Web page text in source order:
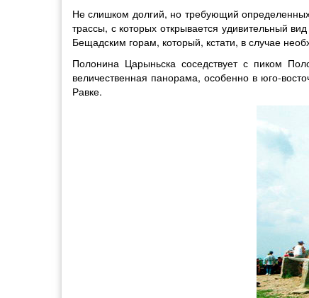
Не слишком долгий, но требующий
трассы, с которых открывается удивительный
Бещадским горам, который, кстати, в случае
Полонина Царыньска соседствует с пиком
величественная панорама, особенно в юго-
Равке.